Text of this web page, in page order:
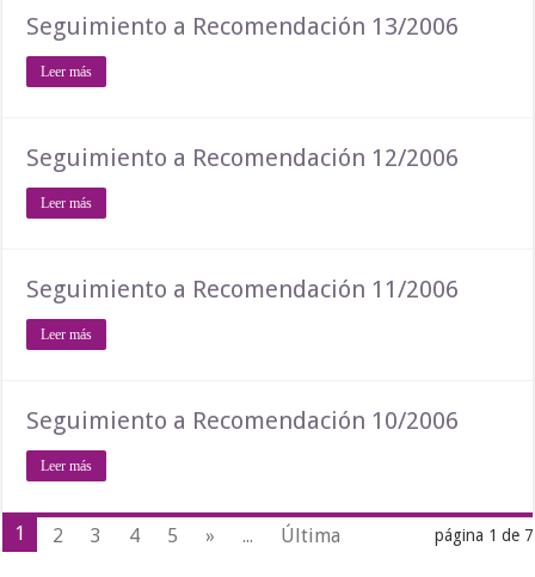
Seguimiento a Recomendación 13/2006
Leer más
Seguimiento a Recomendación 12/2006
Leer más
Seguimiento a Recomendación 11/2006
Leer más
Seguimiento a Recomendación 10/2006
Leer más
página 1 de 7
1 2 3 4 5 » ... Última